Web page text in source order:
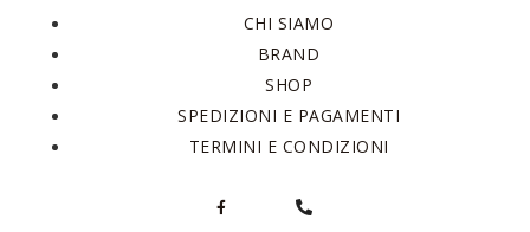
CHI SIAMO
BRAND
SHOP
SPEDIZIONI E PAGAMENTI
TERMINI E CONDIZIONI